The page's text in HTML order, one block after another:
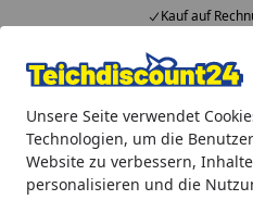
Unsere Seite verwendet
Technologien, um die
Website zu verbessern,
personalisieren und die
Kauf auf
Alle Produkte
Mein Konto
Suchen
Startseite
Teichprodukte Teichbau